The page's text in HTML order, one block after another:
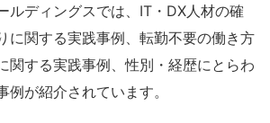
ルディングスでは、IT・DX人材の確
に関する実践事例、転勤不要の働き方
関する実践事例、性別・経歴にとらわ
例が紹介されています。